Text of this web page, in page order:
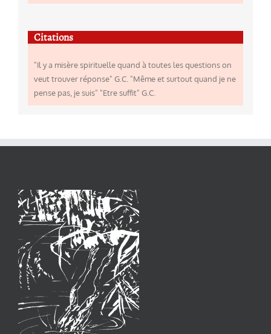
Citations
"Il y a misère spirituelle quand à toutes les questions on
veut trouver réponse" G.C. "Même et surtout quand je ne
pense pas, je suis" "Etre suffit" G.C.